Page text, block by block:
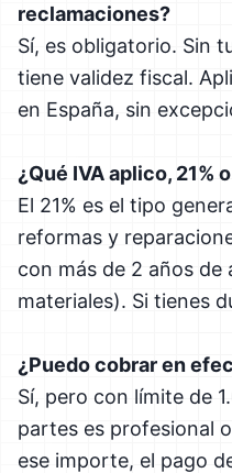
reclamaciones?
Sí, es obligatorio. Sin
tiene validez fiscal.
en España, sin
¿Qué IVA aplico, 21%
El 21% es el tipo
reformas y
con más de 2 años
materiales). Si tienes
¿Puedo cobrar en
Sí, pero con límite de
partes es profesional
ese importe, el pago